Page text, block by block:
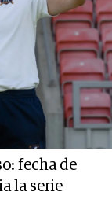
fecha de
la serie